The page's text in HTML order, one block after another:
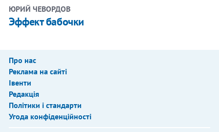
ЮРИЙ ЧЕВОРДОВ
Эффект бабочки
Про нас
Реклама на сайті
Івенти
Редакція
Політики і стандарти
Угода конфіденційності